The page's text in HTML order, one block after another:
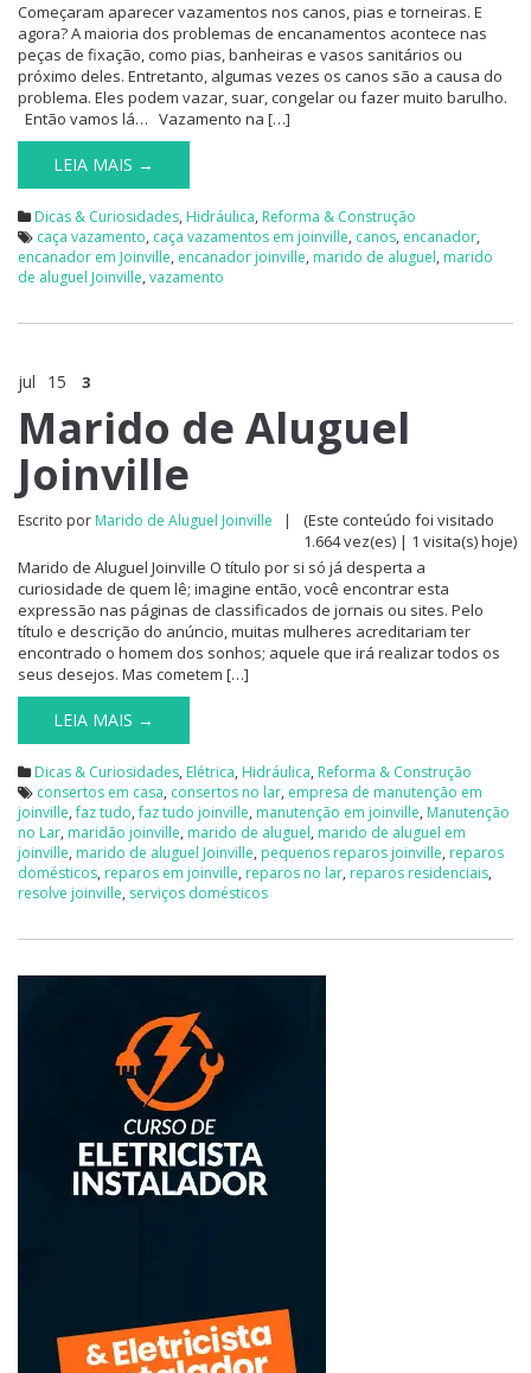
Começaram aparecer vazamentos nos canos, pias e torneiras. E
agora? A maioria dos problemas de encanamentos acontece nas
peças de fixação, como pias, banheiras e vasos sanitários ou
próximo deles. Entretanto, algumas vezes os canos são a causa do
problema. Eles podem vazar, suar, congelar ou fazer muito barulho.
Então vamos lá… Vazamento na […]
LEIA MAIS →
Dicas & Curiosidades, Hidráulica, Reforma & Construção
caça vazamento, caça vazamentos em joinville, canos, encanador,
encanador em Joinville, encanador joinville, marido de aluguel, marido
de aluguel Joinville, vazamento
jul 15 3
Marido de Aluguel
Joinville
Escrito por Marido de Aluguel Joinville |
(Este conteúdo foi visitado
1.664 vez(es) | 1 visita(s) hoje)
Marido de Aluguel Joinville O título por si só já desperta a
curiosidade de quem lê; imagine então, você encontrar esta
expressão nas páginas de classificados de jornais ou sites. Pelo
título e descrição do anúncio, muitas mulheres acreditariam ter
encontrado o homem dos sonhos; aquele que irá realizar todos os
seus desejos. Mas cometem […]
LEIA MAIS →
Dicas & Curiosidades, Elétrica, Hidráulica, Reforma & Construção
consertos em casa, consertos no lar, empresa de manutenção em
joinville,faz tudo,faz tudo joinville, manutenção em joinville, Manutenção
no Lar, maridão joinville, marido de aluguel, marido de aluguel em
joinville, marido de aluguel Joinville, pequenos reparos joinville, reparos
domésticos, reparos em joinville, reparos no lar, reparos residenciais,
resolve joinville, serviços domésticos